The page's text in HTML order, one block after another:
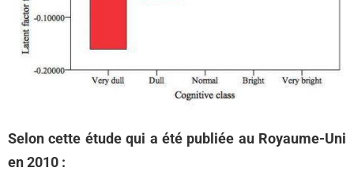
Selon cette étude qui a été publiée au Royaume-Uni
en 2010 :